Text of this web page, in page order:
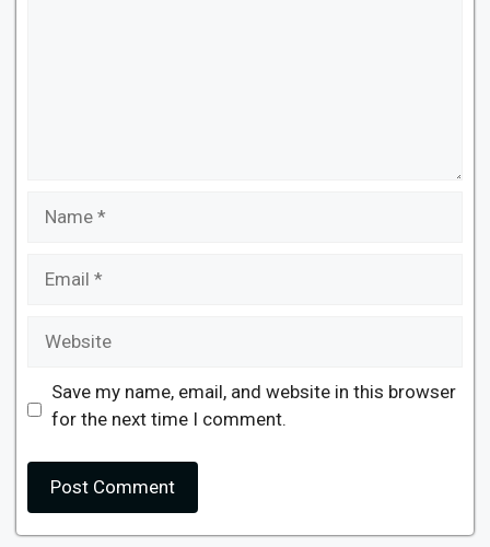
Save my name, email, and website in this browser
for the next time I comment.